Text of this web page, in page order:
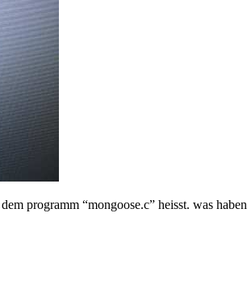
programm “mongoose.c” heisst. was haben